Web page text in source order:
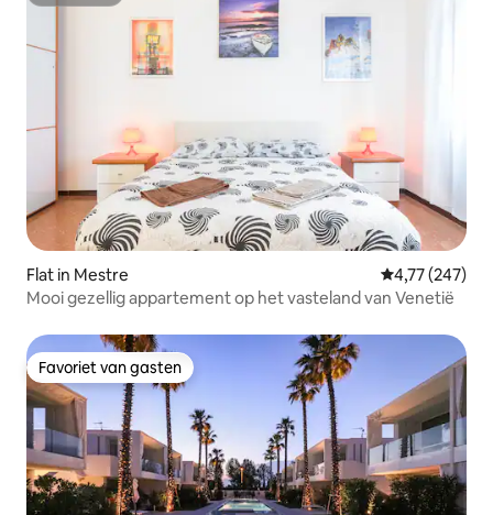
Flat in Mestre Gemiddelde
4,77 (247)
Mooi gezellig appartement op het vasteland van Venetië
Favoriet van gasten
Favoriet van gasten